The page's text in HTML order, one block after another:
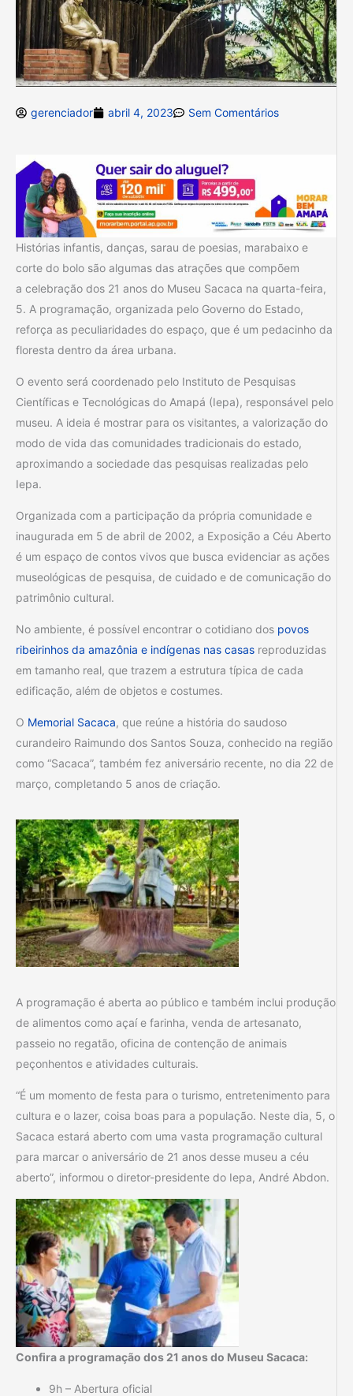
gerenciador abril 4, 2023 Sem Comentários
Histórias infantis, danças, sarau de poesias, marabaixo e
corte do bolo são algumas das atrações que compõem
a celebração dos 21 anos do Museu Sacaca na quarta-feira,
5. A programação, organizada pelo Governo do Estado,
reforça as peculiaridades do espaço, que é um pedacinho da
floresta dentro da área urbana.
O evento será coordenado pelo Instituto de Pesquisas
Científicas e Tecnológicas do Amapá (Iepa), responsável pelo
museu. A ideia é mostrar para os visitantes, a valorização do
modo de vida das comunidades tradicionais do estado,
aproximando a sociedade das pesquisas realizadas pelo
Iepa.
Organizada com a participação da própria comunidade e
inaugurada em 5 de abril de 2002, a Exposição a Céu Aberto
é um espaço de contos vivos que busca evidenciar as ações
museológicas de pesquisa, de cuidado e de comunicação do
patrimônio cultural.
No ambiente, é possível encontrar o cotidiano dos povos
ribeirinhos da amazônia e indígenas nas casas reproduzidas
em tamanho real, que trazem a estrutura típica de cada
edificação, além de objetos e costumes.
O Memorial Sacaca, que reúne a história do saudoso
curandeiro Raimundo dos Santos Souza, conhecido na região
como “Sacaca”, também fez aniversário recente, no dia 22 de
março, completando 5 anos de criação.
A programação é aberta ao público e também inclui produção
de alimentos como açaí e farinha, venda de artesanato,
passeio no regatão, oficina de contenção de animais
peçonhentos e atividades culturais.
“É um momento de festa para o turismo, entretenimento para
cultura e o lazer, coisa boas para a população. Neste dia, 5, o
Sacaca estará aberto com uma vasta programação cultural
para marcar o aniversário de 21 anos desse museu a céu
aberto”, informou o diretor-presidente do Iepa, André Abdon.
Confira a programação dos 21 anos do Museu Sacaca:
9h – Abertura oficial